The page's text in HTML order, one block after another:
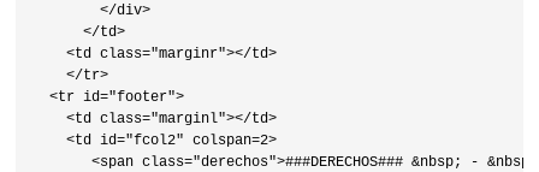
        </div>
      </td>
    <td class="marginr"></td>
    </tr>
  <tr id="footer">
    <td class="marginl"></td>
    <td id="fcol2" colspan=2>
<span class="derechos">###DERECHOS### &nbsp; -